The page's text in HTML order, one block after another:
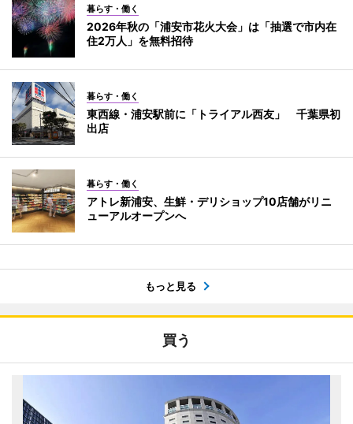
暮らす・働く
2026年秋の「浦安市花火大会」は「抽選で市内在
住2万人」を無料招待
暮らす・働く
東西線・浦安駅前に「トライアル西友」 千葉県初
出店
暮らす・働く
アトレ新浦安、生鮮・デリショップ10店舗がリニ
ューアルオープンへ
もっと見る
買う